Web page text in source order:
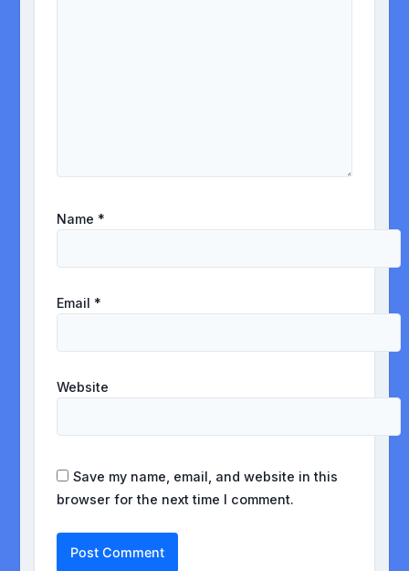
Name *
Email *
Website
Save my name, email, and website in this
browser for the next time I comment.